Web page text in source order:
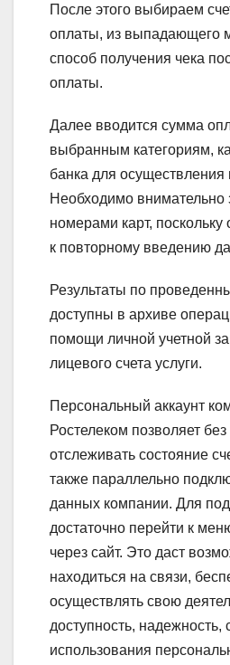
После этого выбираем
оплаты, из выпадающего
способ получения чека
оплаты.
Далее вводится сумма
выбранным категориям,
банка для осуществления
Необходимо внимательно
номерами карт,
к повторному введению
Результаты по
доступны в архиве
помощи личной учетной
лицевого счета услуги.
Персональный аккаунт
Ростелеком позволяет без
отслеживать состояние
также параллельно
данных компании. Для
достаточно перейти к
через сайт. Это даст
находиться на связи,
осуществлять свою
доступность, надежность,
использования